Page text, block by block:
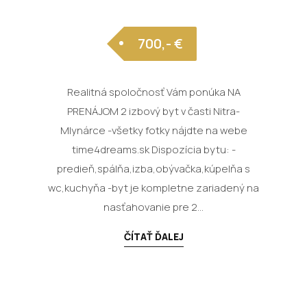
700,- €
Realitná spoločnosť Vám ponúka NA
PRENÁJOM 2 izbový byt v časti Nitra-
Mlynárce -všetky fotky nájdte na webe
time4dreams.sk Dispozícia bytu: -
predieň,spálňa,izba,obývačka,kúpelňa s
wc,kuchyňa -byt je kompletne zariadený na
nasťahovanie pre 2...
ČÍTAŤ ĎALEJ